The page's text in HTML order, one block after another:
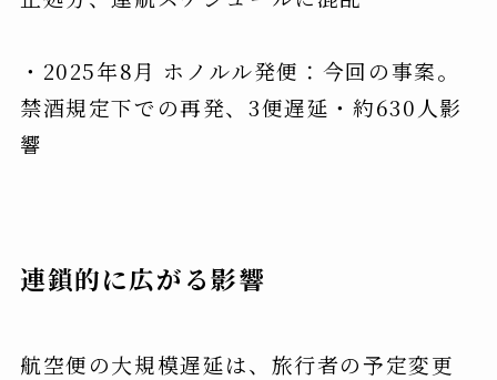
・2025年8月 ホノルル発便：今回の事案。
禁酒規定下での再発、3便遅延・約630人影
響
連鎖的に広がる影響
航空便の大規模遅延は、旅行者の予定変更